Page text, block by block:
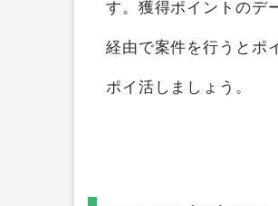
獲得することができま
ェルを1つのポイント
す。獲得ポイントのデ